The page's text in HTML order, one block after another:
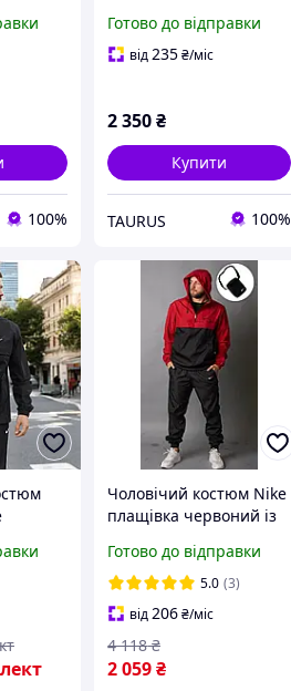
100%
плащівки LAKE з DTF
принтом
Готово до відправки
від235₴/міс
2 350₴
Купити
TAURUS 100%
Чоловічий костюм Nike
плащівка червоний із
Спортивний костюм
Найк Анорак і Штани +
Барсетка
Готово до відправки
5.0 (3)
від206₴/міс
2 059₴
4 118 ₴